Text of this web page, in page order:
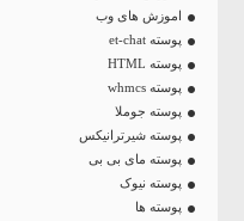
اموزش های وب
پوسته et-chat
پوسته HTML
پوسته whmcs
پوسته جوملا
پوسته شیرترانیکس
پوسته مای بی بی
پوسته نیوک
پوسته ها